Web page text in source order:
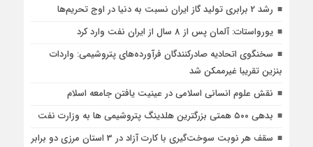
رشد 2 برابری تولید گاز ایران نسبت به دنیا در اوج تحریم‌ها
یورواستات: آلمان پس از 8 سال از ایران نفت وارد کرد
سخنگوی اتحادیه صادرکنندگان فرآورده‌های پتروشیمی: واردات
بنزین تقریبا غیرممکن شد
نقش علوم انسانی اسلامی در عینیت یافتن جامعه اسلام
بدهی ۵۰۰ همتی بزرگترین هلدینگ پتروشیمی ها به وزارت نفت
سقف هر نوبت سوخت‌گیری با کارت آزاد در 3 استان مرزی دو برابر